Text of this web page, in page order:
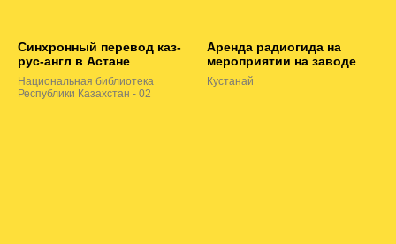
Синхронный перевод каз-
рус-англ в Астане
Национальная библиотека
Республики Казахстан - 02
Аренда радиогида на
мероприятии на заводе
Кустанай